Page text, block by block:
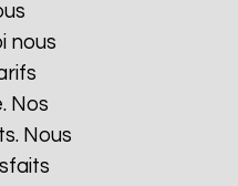
nous
Nos
Nous